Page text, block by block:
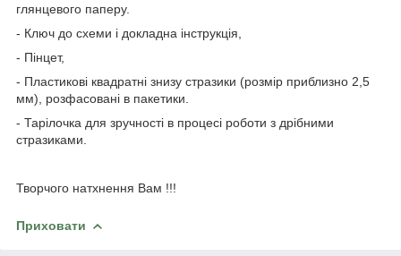
глянцевого паперу.
- Ключ до схеми і докладна інструкція,
- Пінцет,
- Пластикові квадратні знизу стразики (розмір приблизно 2,5
мм), розфасовані в пакетики.
- Тарілочка для зручності в процесі роботи з дрібними
стразиками.
Творчого натхнення Вам !!!
Приховати